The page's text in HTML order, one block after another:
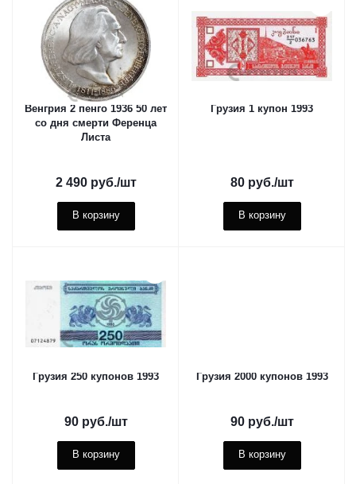
Венгрия 2 пенго 1936 50 лет
со дня смерти Ференца
Листа
2 490руб./шт
В корзину
Грузия 1 купон 1993
80руб./шт
В корзину
Грузия 250 купонов 1993
90руб./шт
В корзину
Грузия 2000 купонов 1993
90руб./шт
В корзину